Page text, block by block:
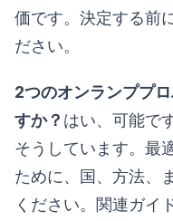
価です。決定する前
ださい。
2つのオンランププ
すか？ はい、可能で
そうしています。最
ために、国、方法、
ください。関連ガイ